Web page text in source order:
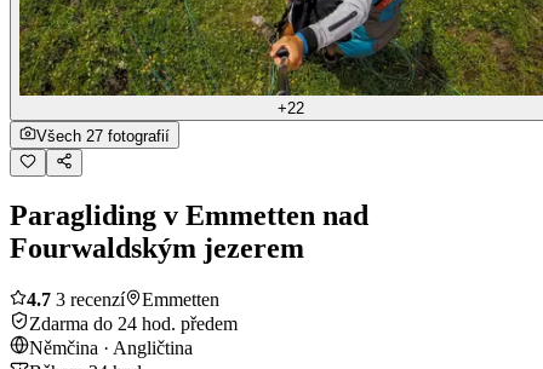
+22
Všech 27 fotografií
Paragliding v Emmetten nad
Fourwaldským jezerem
4.7 3 recenzí
Emmetten
Zdarma do 24 hod. předem
Němčina · Angličtina